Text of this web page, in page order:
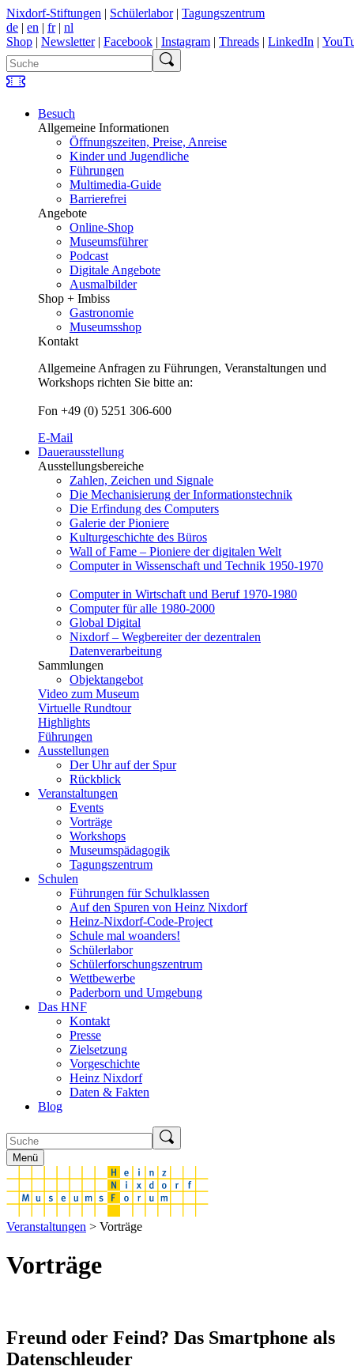
Nixdorf-Stiftungen | Schülerlabor| Tagungszentrum
de | en | fr| nl
Shop | Newsletter| Facebook | Instagram | Threads | LinkedIn |
Besuch
Allgemeine Informationen
Öffnungszeiten, Preise, Anreise
Kinder und Jugendliche
Führungen
Multimedia-Guide
Barrierefrei
Angebote
Online-Shop
Museumsführer
Podcast
Digitale Angebote
Ausmalbilder
Shop + Imbiss
Gastronomie
Museumsshop
Kontakt
Allgemeine Anfragen zu Führungen, Veranstaltungen und
Workshops richten Sie bitte an:
Fon +49 (0) 5251 306-600
E-Mail
Dauerausstellung
Ausstellungsbereiche
Zahlen, Zeichen und Signale
Die Mechanisierung der Informationstechnik
Die Erfindung des Computers
Galerie der Pioniere
Kulturgeschichte des Büros
Wall of Fame – Pioniere der digitalen Welt
Computer in Wissenschaft und Technik 1950-1970
Computer in Wirtschaft und Beruf 1970-1980
Computer für alle 1980-2000
Global Digital
Nixdorf – Wegbereiter der dezentralen
Datenverarbeitung
Sammlungen
Objektangebot
Video zum Museum
Virtuelle Rundtour
Highlights
Führungen
Ausstellungen
Der Uhr auf der Spur
Rückblick
Veranstaltungen
Events
Vorträge
Workshops
Museumspädagogik
Tagungszentrum
Schulen
Führungen für Schulklassen
Auf den Spuren von Heinz Nixdorf
Heinz-Nixdorf-Code-Project
Schule mal woanders!
Schülerlabor
Schülerforschungszentrum
Wettbewerbe
Paderborn und Umgebung
Das HNF
Kontakt
Presse
Zielsetzung
Vorgeschichte
Heinz Nixdorf
Daten & Fakten
Blog
Menü
Veranstaltungen > Vorträge
Vorträge
Freund oder Feind? Das Smartphone als
Datenschleuder